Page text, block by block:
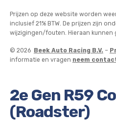
2e Gen R59
(Roadster)
Prijzen op deze website worden
inclusief 21% BTW. De prijzen zijn
wijzigingen/fouten. Hieraan kunnen
© 2026 Beek Auto Racing B.V. –
informatie en vragen neem